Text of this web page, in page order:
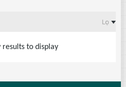
Lọc
results to display